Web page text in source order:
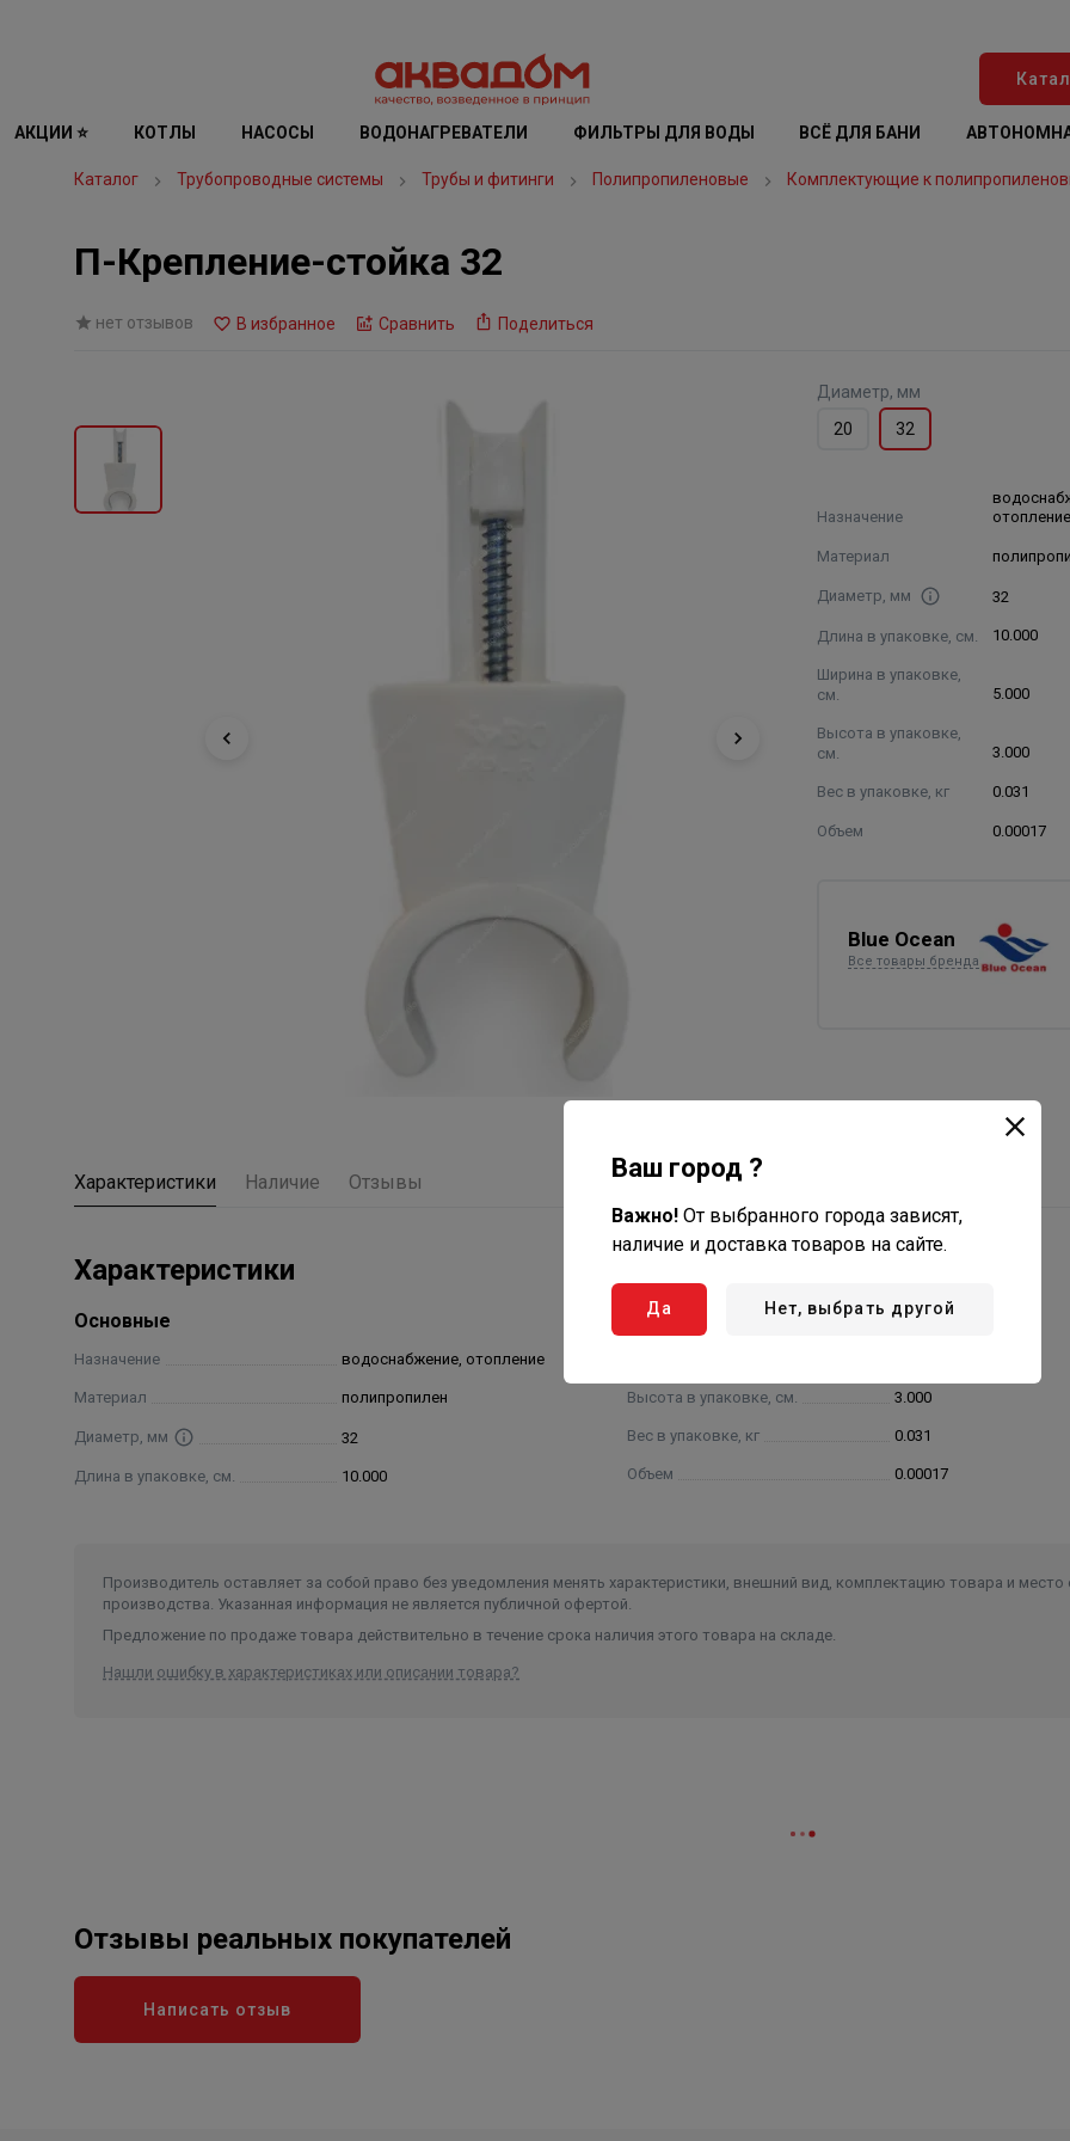
АКЦИИ ⭐ КОТЛЫ НАСОСЫ ВОДОНАГРЕВАТЕЛИ ФИЛЬТРЫ ДЛЯ ВОДЫ ВСЁ ДЛЯ БАНИ
Каталог Трубопроводные системы Трубы и фитинги Полипропиленовые Комплектующие к
П-Крепление-стойка 32
нет отзывов В избранное Сравнить Поделиться
Диаметр, мм
20
32
Назначение
Материал
Диаметр, мм 32
Длина в упаковке, см. 10.000
Ширина в упаковке,
см.
5.000
Высота в упаковке,
см.
3.000
Вес в упаковке, кг 0.031
Объем 0.00017
Blue Ocean
Все товары бренда
Характеристики Наличие Отзывы
Характеристики
Основные
Назначение водоснабжение, отопление
Материал полипропилен
Диаметр, мм 32
Длина в упаковке, см. 10.000
Высота в упаковке, см. 3.000
Вес в упаковке, кг 0.031
Объем 0.00017
Производитель оставляет за собой право без уведомления менять характеристики, внешний вид, комплектацию товара и место
производства. Указанная информация не является публичной офертой.
Предложение по продаже товара действительно в течение срока наличия этого товара на складе.
Нашли ошибку в характеристиках или описании товара?
Отзывы реальных покупателей
Написать отзыв
Ваш город ?
Важно! От выбранного города зависят,
наличие и доставка товаров на сайте.
Да Нет, выбрать другой